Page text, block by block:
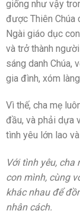
giống như vậy
được Thiên Chúa
Ngài giáo dục
và trở thành
sáng danh Chúa,
gia đình, xóm làng.
Vì thế, cha mẹ
đầu, và phải dựa
tình yêu lớn lao
Với tình yêu,
con mình, cùng
khác nhau để
nhân cách.